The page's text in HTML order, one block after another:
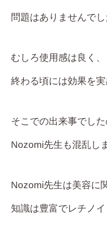
問題はありませんでし
むしろ使用感は良く
終わる頃には効果を
そこでの出来事でし
Nozomi先生も混乱し
Nozomi先生は美容に
知識は豊富でレチノ